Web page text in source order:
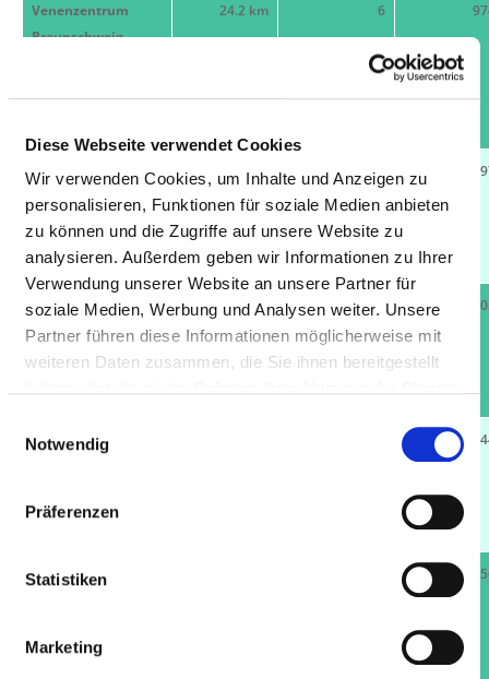
Diese Webseite verwendet Cookies
Wir verwenden Cookies, um Inhalte und Anzeigen zu
personalisieren, Funktionen für soziale Medien anbieten
zu können und die Zugriffe auf unsere Website zu
analysieren. Außerdem geben wir Informationen zu Ihrer
Verwendung unserer Website an unsere Partner für
soziale Medien, Werbung und Analysen weiter. Unsere
Partner führen diese Informationen möglicherweise mit
weiteren Daten zusammen, die Sie ihnen bereitgestellt
Notwendig
Präferenzen
Statistiken
Marketing
Venenzentrum
Braunschweig -
24.2 km 6
Tagesklinik
Braunschweig KJP
38118
Braunschweig
24.6 km 15
Krankenhaus
Marienstift
38102
24.7 km 147
Augenklinik Dr.
Braunschweig
Venenzentrum
38124